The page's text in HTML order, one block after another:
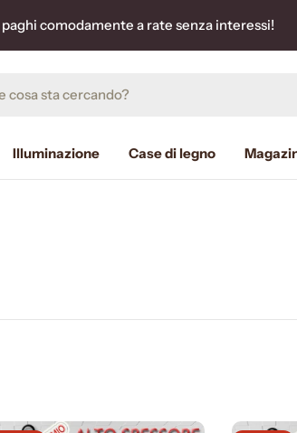
comodamente a rate senza interessi!
Illuminazione Case di legno